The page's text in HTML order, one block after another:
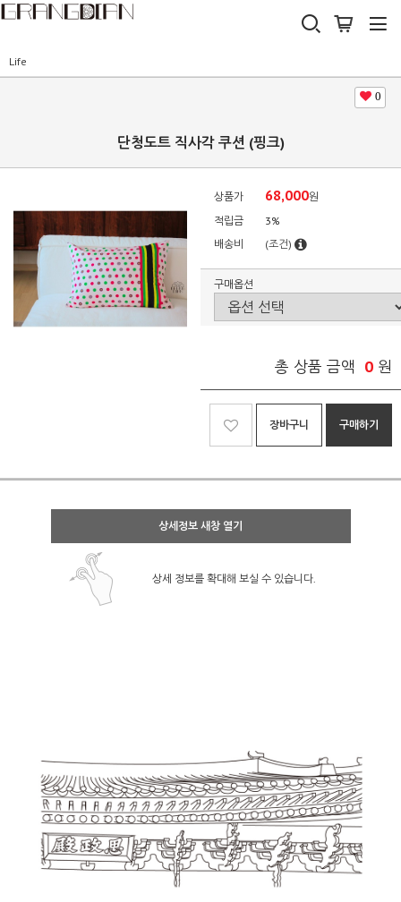
Life
0
단청도트 직사각 쿠션 (핑크)
상품가 68,000원
적립금
3%
배송비
(조건)
구매옵션
총 상품 금액 0 원
장바구니 구매하기
상세정보 새창 열기
상세 정보를 확대해 보실 수 있습니다.